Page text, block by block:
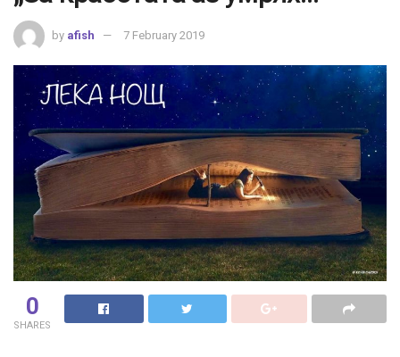
by afish 7 February 2019
0
SHARES